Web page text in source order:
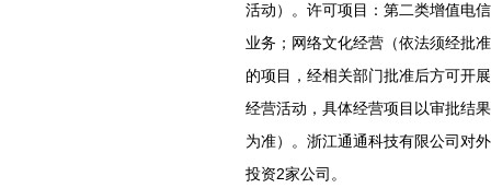
活动）。许可项目：第二类增值电信
业务；网络文化经营（依法须经批准
的项目，经相关部门批准后方可开展
经营活动，具体经营项目以审批结果
为准）。浙江通通科技有限公司对外
投资2家公司。